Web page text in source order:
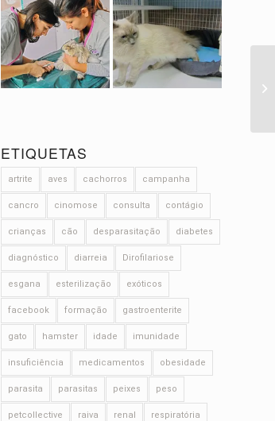
ETIQUETAS
artrite aves cachorros campanha
cancro cinomose consulta contágio
crianças cão desparasitação diabetes
diagnóstico diarreia Dirofilariose
esgana esterilização exóticos
facebook formação gastroenterite
gato hamster idade imunidade
insuficiência medicamentos obesidade
parasita parasitas peixes peso
petcollective raiva renal respiratória